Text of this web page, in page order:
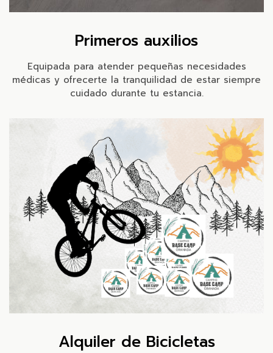
Primeros auxilios
Equipada para atender pequeñas necesidades
médicas y ofrecerte la tranquilidad de estar siempre
cuidado durante tu estancia.
Alquiler de Bicicletas